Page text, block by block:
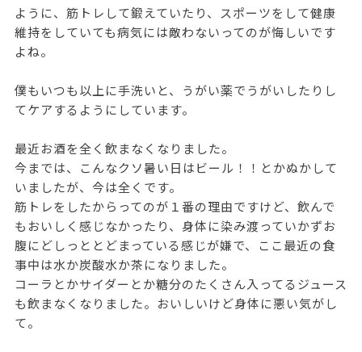
ように、筋トレして鍛えていたり、スポーツをして健康
維持をしていても病気には敵わないってのが悔しいです
よね。
僕もいつも以上に手洗いと、うがい薬でうがいしたりし
てケアするようにしています。
最近お酒を全く飲まなくなりました。
今までは、こんなクソ暑い日はビール！！とかぬかして
いましたが、今は全くです。
筋トレをしたからってのが１番の理由ですけど、飲んで
もおいしく感じなかったり、身体に染み渡っていかずお
腹にどしっととどまっている感じが嫌で、ここ最近の食
事中は水か炭酸水か茶になりました。
コーラとかサイダーとか糖分のたくさん入ってるジュース
も飲まなくなりました。おいしいけど身体に悪い気がし
て。